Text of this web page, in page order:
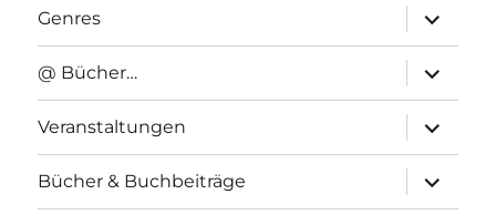
Genres
anzeigen
@ Bücher…
anzeigen
Veranstaltungen
anzeigen
Bücher & Buchbeiträge
anzeigen